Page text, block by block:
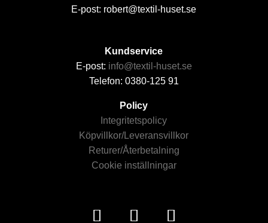
E-post: robert@textil-huset.se
Kundservice
E-post: info@textil-huset.se
Telefon: 0380-125 91
Policy
Integritetspolicy
Köpvillkor/Leveransvillkor
Returer/Återbetalning
Cookie inställningar